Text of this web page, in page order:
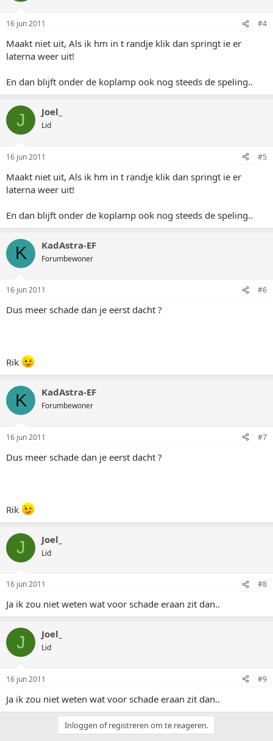
16 jun 2011 #4
Maakt niet uit, Als ik hm in t randje klik dan springt ie er
laterna weer uit!
En dan blijft onder de koplamp ook nog steeds de speling..
J Joel_
Lid
16 jun 2011 #5
Maakt niet uit, Als ik hm in t randje klik dan springt ie er
laterna weer uit!
En dan blijft onder de koplamp ook nog steeds de speling..
K KadAstra-EF
Forumbewoner
16 jun 2011 #6
Dus meer schade dan je eerst dacht ?
Rik
K KadAstra-EF
Forumbewoner
16 jun 2011 #7
Dus meer schade dan je eerst dacht ?
Rik
J Joel_
Lid
16 jun 2011 #8
Ja ik zou niet weten wat voor schade eraan zit dan..
J Joel_
Lid
16 jun 2011 #9
Ja ik zou niet weten wat voor schade eraan zit dan..
Inloggen of registreren om te reageren.